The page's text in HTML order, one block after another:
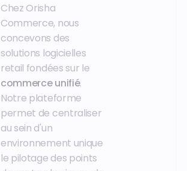
Chez Orisha
Commerce, nous
concevons des
solutions logicielles
retail fondées sur le
commerce unifié.
Notre plateforme
permet de centraliser
au sein d'un
environnement unique
le pilotage des points